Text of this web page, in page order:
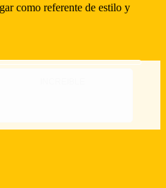
como referente de estilo y